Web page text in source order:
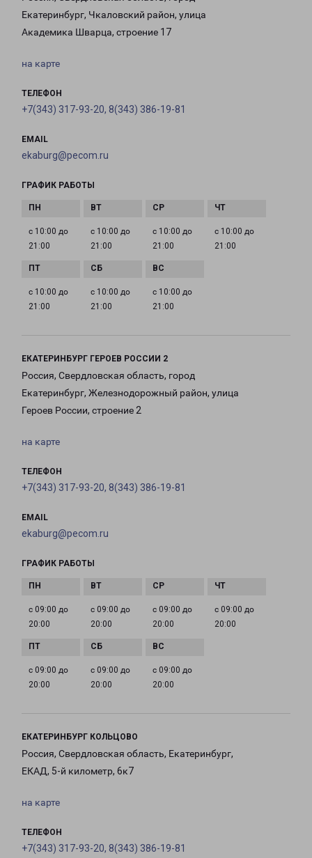
Екатеринбург, Чкаловский район, улица
Академика Шварца, строение 17
на карте
ТЕЛЕФОН
+7(343) 317-93-20, 8(343) 386-19-81
EMAIL
ekaburg@pecom.ru
ГРАФИК РАБОТЫ
с 10:00 до
21:00
с 10:00 до
21:00
с 10:00 до
21:00
с 10:00 до
21:00
с 10:00 до
21:00
с 10:00 до
21:00
с 10:00 до
21:00
ЕКАТЕРИНБУРГ ГЕРОЕВ РОССИИ 2
Россия, Свердловская область, город
Екатеринбург, Железнодорожный район, улица
Героев России, строение 2
на карте
ТЕЛЕФОН
+7(343) 317-93-20, 8(343) 386-19-81
EMAIL
ekaburg@pecom.ru
ГРАФИК РАБОТЫ
с 09:00 до
20:00
с 09:00 до
20:00
с 09:00 до
20:00
с 09:00 до
20:00
с 09:00 до
20:00
с 09:00 до
20:00
с 09:00 до
20:00
ЕКАТЕРИНБУРГ КОЛЬЦОВО
Россия, Свердловская область, Екатеринбург,
ЕКАД, 5-й километр, 6к7
на карте
ТЕЛЕФОН
+7(343) 317-93-20, 8(343) 386-19-81